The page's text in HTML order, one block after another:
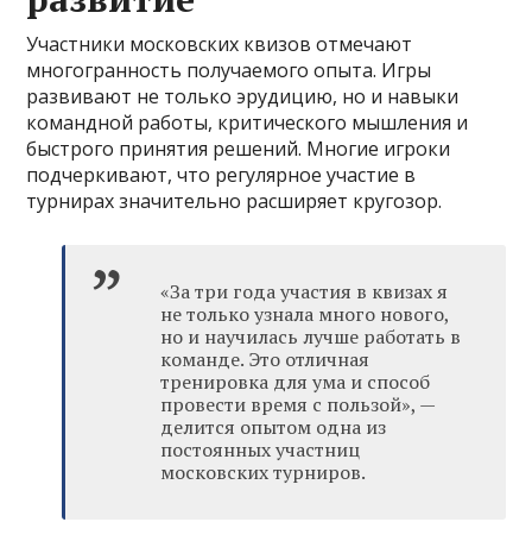
Участники московских квизов отмечают
многогранность получаемого опыта. Игры
развивают не только эрудицию, но и навыки
командной работы, критического мышления и
быстрого принятия решений. Многие игроки
подчеркивают, что регулярное участие в
турнирах значительно расширяет кругозор.
«За три года участия в квизах я
не только узнала много нового,
но и научилась лучше работать в
команде. Это отличная
тренировка для ума и способ
провести время с пользой», —
делится опытом одна из
постоянных участниц
московских турниров.